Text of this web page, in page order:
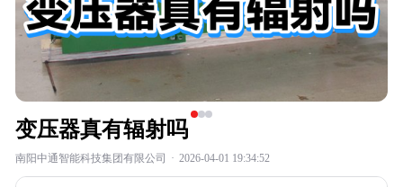
变压器真有辐射吗
南阳中通智能科技集团有限公司 · 2026-04-01 19:34:52